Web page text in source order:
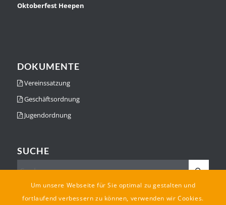
Oktoberfest Heepen
DOKUMENTE
Vereinssatzung
Geschäftsordnung
Jugendordnung
SUCHE
Um unsere Webseite für Sie optimal zu gestalten und
fortlaufend verbessern zu können, verwenden wir Cookies.